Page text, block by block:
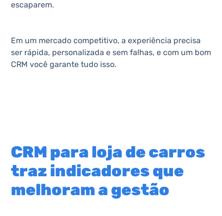
escaparem.
Em um mercado competitivo, a experiência precisa
ser rápida, personalizada e sem falhas, e com um bom
CRM você garante tudo isso.
CRM para loja de carros
traz indicadores que
melhoram a gestão